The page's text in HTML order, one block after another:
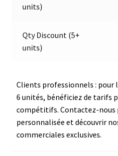
units)
Qty Discount (5+
units)
Clients professionnels : pour
6 unités, bénéficiez de tarifs
compétitifs. Contactez-nous
personnalisée et découvrir
commerciales exclusives.